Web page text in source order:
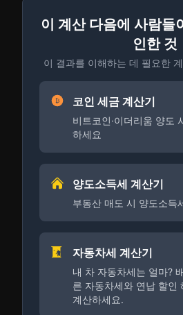
이 계산 다음에 사람들
인한 것
이 결과를 이해하는 데 필요한
코인 세금 계산기
비트코인·이더리움 양도
하세요
양도소득세 계산기
부동산 매도 시 양도소득
자동차세 계산기
내 차 자동차세는 얼마?
른 자동차세와 연납 할인
계산하세요.